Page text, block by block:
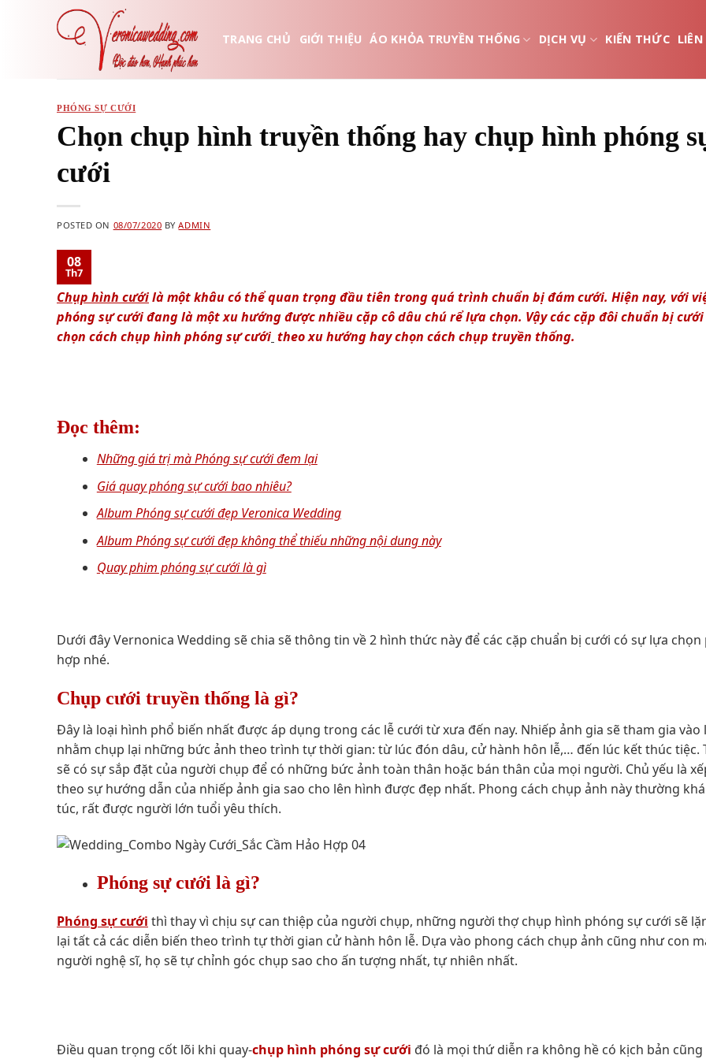
TRANG CHỦ GIỚI THIỆU ÁO KHỎA TRUYỀN THỐNG DỊCH VỤ KIẾN THỨC LIÊN
PHÓNG SỰ CƯỚI
Chọn chụp hình truyền thống hay chụp hình phóng
cưới
POSTED ON 08/07/2020 BYADMIN
08
Th7
Chụp hình cướilà một khâu có thể quan trọng đầu tiên trong quá trình chuẩn bị đám cưới. Hiện nay, với
phóng sự cưới đang là một xu hướng được nhiều cặp cô dâu chú rể lựa chọn. Vậy các cặp đôi chuẩn bị
chọn cách chụp hình phóng sự cưới theo xu hướng hay chọn cách chụp truyền thống.
Đọc thêm:
Những giá trị mà Phóng sự cưới đem lại
Giá quay phóng sự cưới bao nhiêu?
Album Phóng sự cưới đẹp Veronica Wedding
Album Phóng sự cưới đẹp không thể thiếu những nội dung này
Quay phim phóng sự cưới là gì
Dưới đây Vernonica Wedding sẽ chia sẽ thông tin về 2 hình thức này để các cặp chuẩn bị cưới có sự lựa chọn
hợp nhé.
Chụp cưới truyền thống là gì?
Đây là loại hình phổ biến nhất được áp dụng trong các lễ cưới từ xưa đến nay. Nhiếp ảnh gia sẽ tham gia vào
nhằm chụp lại những bức ảnh theo trình tự thời gian: từ lúc đón dâu, cử hành hôn lễ,… đến lúc kết thúc tiệc.
sẽ có sự sắp đặt của người chụp để có những bức ảnh toàn thân hoặc bán thân của mọi người. Chủ yếu là
theo sự hướng dẫn của nhiếp ảnh gia sao cho lên hình được đẹp nhất. Phong cách chụp ảnh này thường
túc, rất được người lớn tuổi yêu thích.
Phóng sự cưới là gì?
Phóng sự cưới thì thay vì chịu sự can thiệp của người chụp, những người thợ chụp hình phóng sự cưới sẽ
lại tất cả các diễn biến theo trình tự thời gian cử hành hôn lễ. Dựa vào phong cách chụp ảnh cũng như con
người nghệ sĩ, họ sẽ tự chỉnh góc chụp sao cho ấn tượng nhất, tự nhiên nhất.
Điều quan trọng cốt lõi khi quay-chụp hình phóng sự cưới đó là mọi thứ diễn ra không hề có kịch bản